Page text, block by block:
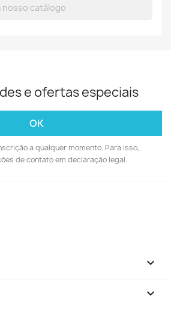
e ofertas especiais
a qualquer momento. Para isso,
de contato em declaração legal.

